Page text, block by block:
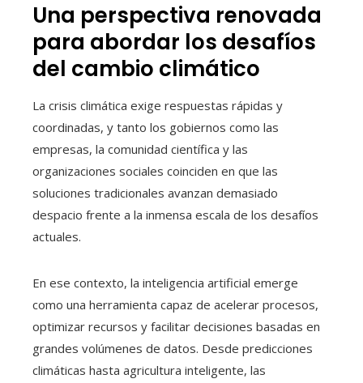
Una perspectiva renovada
para abordar los desafíos
del cambio climático
La crisis climática exige respuestas rápidas y
coordinadas, y tanto los gobiernos como las
empresas, la comunidad científica y las
organizaciones sociales coinciden en que las
soluciones tradicionales avanzan demasiado
despacio frente a la inmensa escala de los desafíos
actuales.
En ese contexto, la inteligencia artificial emerge
como una herramienta capaz de acelerar procesos,
optimizar recursos y facilitar decisiones basadas en
grandes volúmenes de datos. Desde predicciones
climáticas hasta agricultura inteligente, las